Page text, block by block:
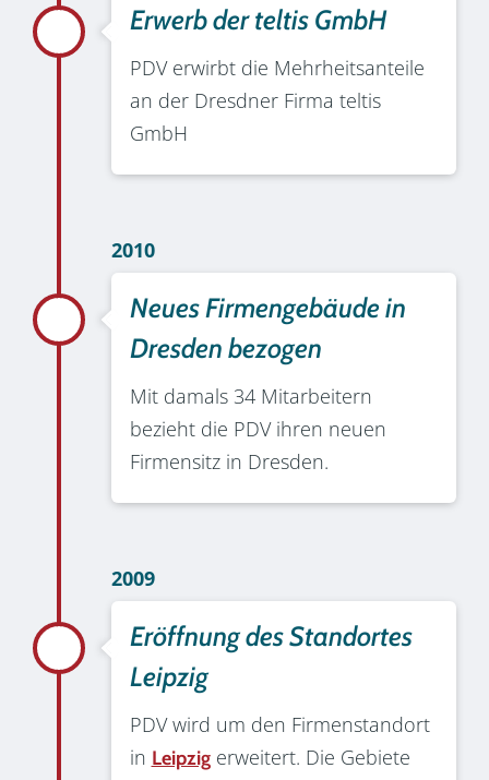
Erwerb der teltis GmbH
PDV erwirbt die Mehrheitsanteile
an der Dresdner Firma teltis
GmbH
2010
Neues Firmengebäude in
Dresden bezogen
Mit damals 34 Mitarbeitern
bezieht die PDV ihren neuen
Firmensitz in Dresden.
2009
Eröffnung des Standortes
Leipzig
PDV wird um den Firmenstandort
in Leipzigerweitert. Die Gebiete